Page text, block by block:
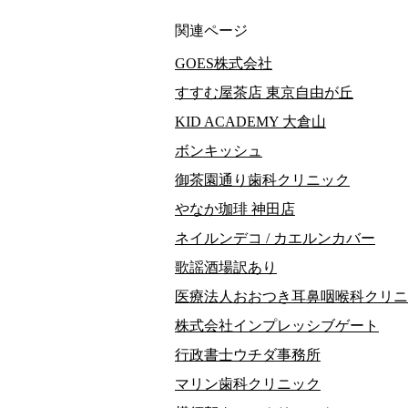
関連ページ
GOES株式会社
すすむ屋茶店 東京自由が丘
KID ACADEMY 大倉山
ボンキッシュ
御茶園通り歯科クリニック
やなか珈琲 神田店
ネイルンデコ / カエルンカバー
歌謡酒場訳あり
医療法人おおつき耳鼻咽喉科クリ
株式会社インプレッシブゲート
行政書士ウチダ事務所
マリン歯科クリニック